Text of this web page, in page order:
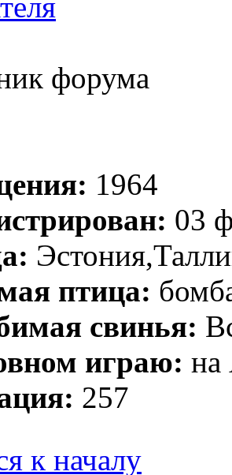
форума
1964
03
птица:
свинья:
играю: на
257
к началу